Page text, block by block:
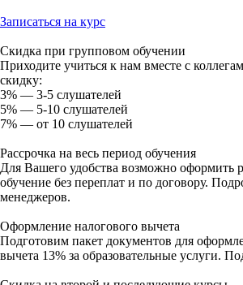
Записаться на курс
Скидка при групповом обучении
Приходите учиться к нам вместе с
скидку:
3% — 3-5 слушателей
5% — 5-10 слушателей
7% — от 10 слушателей
Рассрочка на весь период обучения
Для Вашего удобства возможно оформить
обучение без переплат и по договору.
менеджеров.
Оформление налогового вычета
Подготовим пакет документов для
вычета 13% за образовательные услуги.